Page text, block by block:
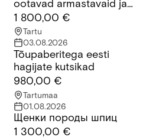
ootavad armastavaid ja
vastutustundlikke peresid.
1 800,00 €
Tartu
03.08.2026
kutsikad
Tõupaberitega eesti
hagijate kutsikad
980,00 €
Tartumaa
01.08.2026
Щенки породы шпиц
1 300,00 €